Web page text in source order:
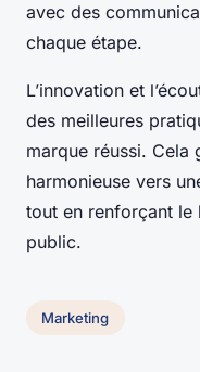
avec des
chaque étape.
L’innovation et
des meilleures
marque réussi. Cela
harmonieuse vers
tout en renforçant le
public.
Marketing